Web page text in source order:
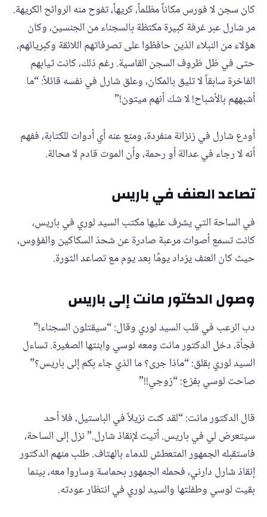
كان سجن لا فورس مكاناً مظلماً، كريهاً، تفوح منه الروائح الكريهة.
مر شارل عبر غرفة كبيرة مكتظة بالسجناء من الجنسين، وكان
هؤلاء من النبلاء الذين حافظوا على تصرفاتهم اللائقة وكبريائهم،
حتى في ظل ظروف السجن القاسية. رغم ذلك، كانت ثيابهم
الفاخرة سابقاً لا تليق بالمكان، وعلق شارل في نفسه قائلاً: “ما
أشبههم بالأشباح! لا شك أنهم ميتون!”
أودع شارل في زنزانة منفردة، ومنع عنه أي أدوات للكتابة، ففهم
أنه لا رجاء في عدالة أو رحمة، وأن الموت قادم لا محالة.
تصاعد العنف في باريس
في الساحة التي يشرف عليها مكتب السيد لوري في باريس،
كانت تسمع أصوات مرعبة صادرة عن شحذ السكاكين والفؤوس،
حيث كان العنف يزداد يومًا بعد يوم مع تصاعد الثورة.
وصول الدكتور مانت إلى باريس
دب الرعب في قلب السيد لوري وقال: “سيقتلون السجناء!”
فجأة، دخل الدكتور مانت ومعه لوسي وابنتها الصغيرة. تساءل
السيد لوري بقلق: “ماذا جرى؟ ما الذي جاء بكم إلى باريس؟”
صاحت لوسي بفزع: “زوجي!!”
قال الدكتور مانت: “لقد كنت نزيلاً في الباستيل، فلا أحد
سيتعرض لي في باريس. أتيت لإنقاذ شارل.” نزل إلى الساحة،
فاستقبله الجمهور المتعطش للدماء بالهتاف. طلب منهم الدكتور
إنقاذ شارل دارني، فحمله الجمهور بحماسة وساروا معه، بينما
بقيت لوسي وطفلتها والسيد لوري في انتظار عودته.